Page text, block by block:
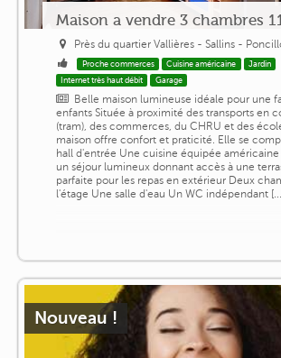
Maison a vendre 3 chambres
Près du quartier Vallières - Sallins -
Proche commerces Cuisine américaine
Jardin
Internet très haut débit
Garage
Belle maison lumineuse idéale pour une
enfants Située à proximité des transports en
(tram), des commerces, du CHRU et des
maison offre confort et praticité. Elle se
hall d'entrée Une cuisine équipée
un séjour lumineux donnant accès à une
parfaite pour les repas en extérieur Deux
l'étage Une salle d'eau Un WC indépendant
Nouveau !